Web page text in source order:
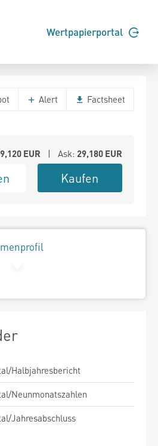
Wertpapierportal
Alert Factsheet
EUR | Ask: 29,180EUR
Kaufen
Halbjahresbericht
Neunmonatszahlen
Jahresabschluss